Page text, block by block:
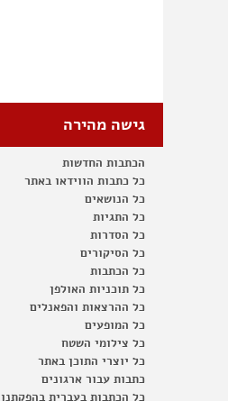
גישה מהירה
הכתבות החדשות
כל כתבות הווידאו באתר
כל הנושאים
כל התגיות
כל הסדרות
כל הסיקורים
כל הכתבות
כל תוכניות האולפן
כל ההרצאות והפאנלים
כל המופעים
כל צילומי השטח
כל יוצרי התוכן באתר
כתבות עבור ארגונים
כל הכתבות בעברית בהפקתנו